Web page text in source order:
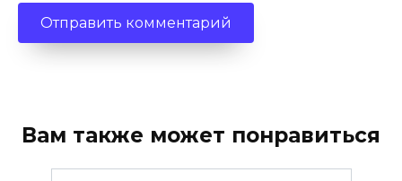
Вам также может понравиться